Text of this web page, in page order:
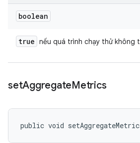
boolean
true nếu quá trình chạy thử không
setAggregateMetrics
public void